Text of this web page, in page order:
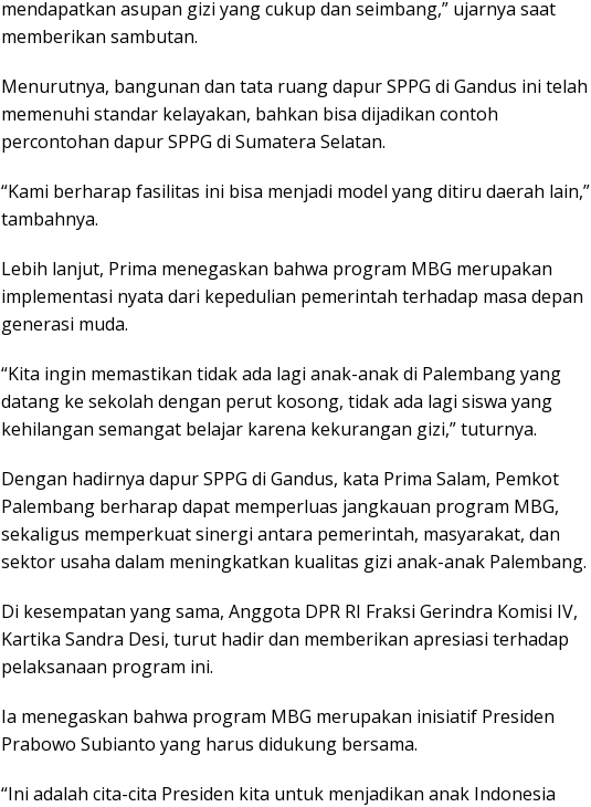
mendapatkan asupan gizi yang cukup dan seimbang,” ujarnya saat
memberikan sambutan.
Menurutnya, bangunan dan tata ruang dapur SPPG di Gandus ini telah
memenuhi standar kelayakan, bahkan bisa dijadikan contoh
percontohan dapur SPPG di Sumatera Selatan.
“Kami berharap fasilitas ini bisa menjadi model yang ditiru daerah lain,”
tambahnya.
Lebih lanjut, Prima menegaskan bahwa program MBG merupakan
implementasi nyata dari kepedulian pemerintah terhadap masa depan
generasi muda.
“Kita ingin memastikan tidak ada lagi anak-anak di Palembang yang
datang ke sekolah dengan perut kosong, tidak ada lagi siswa yang
kehilangan semangat belajar karena kekurangan gizi,” tuturnya.
Dengan hadirnya dapur SPPG di Gandus, kata Prima Salam, Pemkot
Palembang berharap dapat memperluas jangkauan program MBG,
sekaligus memperkuat sinergi antara pemerintah, masyarakat, dan
sektor usaha dalam meningkatkan kualitas gizi anak-anak Palembang.
Di kesempatan yang sama, Anggota DPR RI Fraksi Gerindra Komisi IV,
Kartika Sandra Desi, turut hadir dan memberikan apresiasi terhadap
pelaksanaan program ini.
Ia menegaskan bahwa program MBG merupakan inisiatif Presiden
Prabowo Subianto yang harus didukung bersama.
“Ini adalah cita-cita Presiden kita untuk menjadikan anak Indonesia